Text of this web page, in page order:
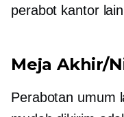
perabot kantor
Meja Akhir/
Perabotan umum